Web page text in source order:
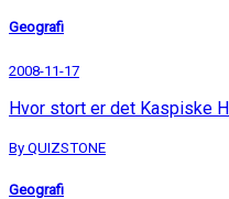
Geografi
2008-11-17
Hvor stort er det Kaspiske
By QUIZSTONE
Geografi